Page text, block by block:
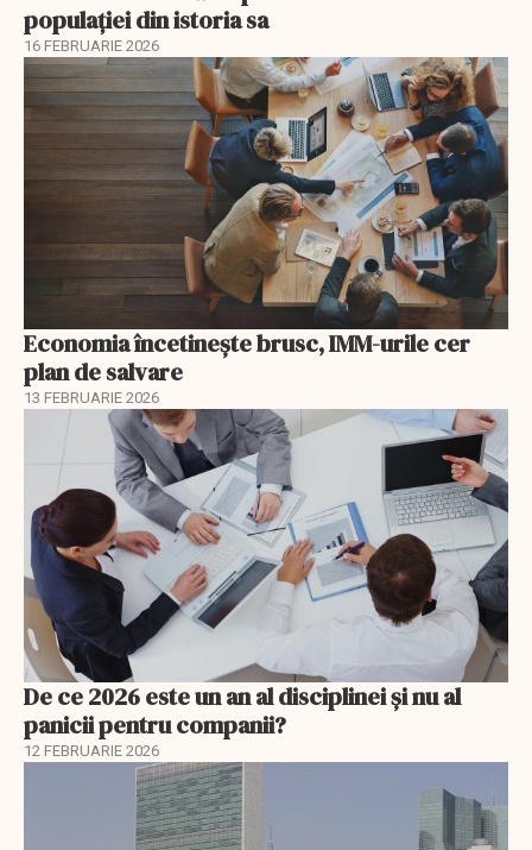
populației din istoria sa
16 FEBRUARIE 2026
Economia încetinește brusc, IMM-urile cer
plan de salvare
13 FEBRUARIE 2026
De ce 2026 este un an al disciplinei și nu al
panicii pentru companii?
12 FEBRUARIE 2026